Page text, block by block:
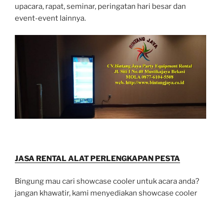
upacara, rapat, seminar, peringatan hari besar dan
event-event lainnya.
JASA RENTAL ALAT PERLENGKAPAN PESTA
Bingung mau cari showcase cooler untuk acara anda?
jangan khawatir, kami menyediakan showcase cooler